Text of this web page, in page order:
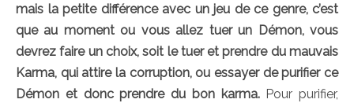
mais la petite différence avec un jeu de ce genre, c’est
que au moment ou vous allez tuer un Démon, vous
devrez faire un choix, soit le tuer et prendre du mauvais
Karma, qui attire la corruption, ou essayer de purifier ce
Démon et donc prendre du bon karma.Pour purifier,